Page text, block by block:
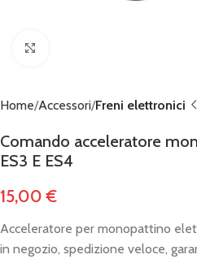
Home Accessori Freni elettronici
Comando acceleratore
ES3 E ES4
15,00€
Acceleratore per monopattino
in negozio, spedizione veloce,